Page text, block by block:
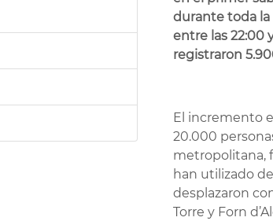
durante toda la
entre las 22:00
registraron
El incremento
20.000
metropolitana,
han utilizado
desplazaron
Torre y Forn